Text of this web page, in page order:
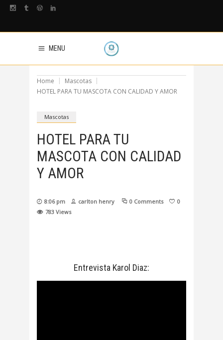
MENU
Home
Mascotas
HOTEL PARA TU MASCOTA CON CALIDAD Y AMOR
Mascotas
HOTEL PARA TU
MASCOTA CON CALIDAD
Y AMOR
8:06 pm carlton henry 0 Comments
0
783 Views
Entrevista Karol Diaz: